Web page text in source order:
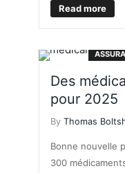
Read more
Des
pour 2025
By Thomas
Bonne nouvelle
300